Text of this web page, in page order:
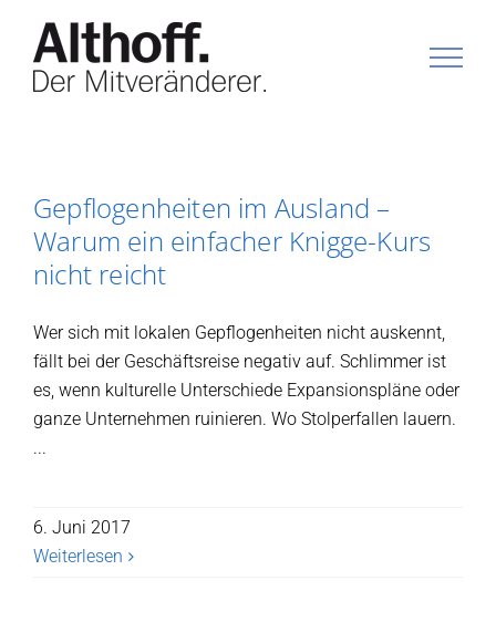
Inhalt
springen
Gepflogenheiten im Ausland –
Warum ein einfacher Knigge-Kurs
nicht reicht
Wer sich mit lokalen Gepflogenheiten nicht auskennt,
fällt bei der Geschäftsreise negativ auf. Schlimmer ist
es, wenn kulturelle Unterschiede Expansionspläne oder
ganze Unternehmen ruinieren. Wo Stolperfallen lauern.
...
6. Juni 2017
Weiterlesen